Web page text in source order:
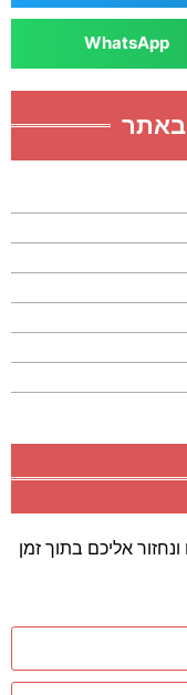
WhatsApp
באתר
אליכם בתוך זמן